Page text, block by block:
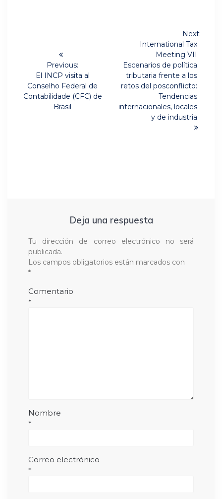
entradas
Previous:
Previous
post:
El INCP visita al
Conselho Federal de
Contabilidade (CFC) de
Brasil
Next:
International Tax
Meeting VII
Escenarios de política
tributaria frente a los
retos del posconflicto:
Tendencias
internacionales, locales
y de industria
Deja una respuesta
Tu dirección de correo electrónico no será
publicada.
Los campos obligatorios están marcados con
*
Comentario
*
Nombre
*
Correo electrónico
*